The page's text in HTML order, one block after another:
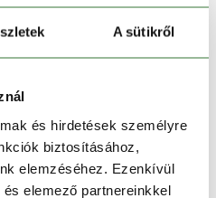
A sütikről
és hirdetések személyre
biztosításához,
elemzéséhez. Ezenkívül
elemező partnereinkkel
teszem